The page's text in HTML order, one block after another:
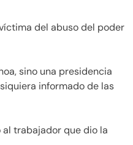
del abuso del poder
sino una presidencia
informado de las
trabajador que dio la